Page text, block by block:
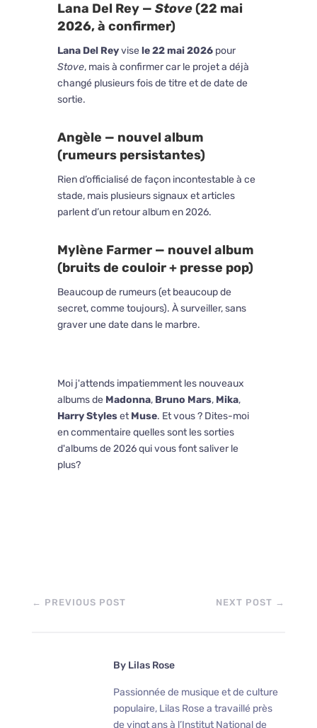
Lana Del Rey — Stove(22 mai
2026, à confirmer)
Lana Del Reyvisele 22 mai 2026pour
Stove, mais à confirmer car le projet a déjà
changé plusieurs fois de titre et de date de
sortie.
Angèle — nouvel album
(rumeurs persistantes)
Rien d’officialisé de façon incontestable à ce
stade, mais plusieurs signaux et articles
parlent d’un retour album en 2026.
Mylène Farmer — nouvel album
(bruits de couloir + presse pop)
Beaucoup de rumeurs (et beaucoup de
secret, comme toujours). À surveiller, sans
graver une date dans le marbre.
Moi j'attends impatiemment les nouveaux
albums de Madonna, Bruno Mars, Mika,
Harry StylesetMuse. Et vous ? Dites-moi
en commentaire quelles sont les sorties
d'albums de 2026 qui vous font saliver le
plus?
← PREVIOUS POST NEXT POST →
By Lilas Rose
Passionnée de musique et de culture
populaire, Lilas Rose a travaillé près
de vingt ans à l’Institut National de